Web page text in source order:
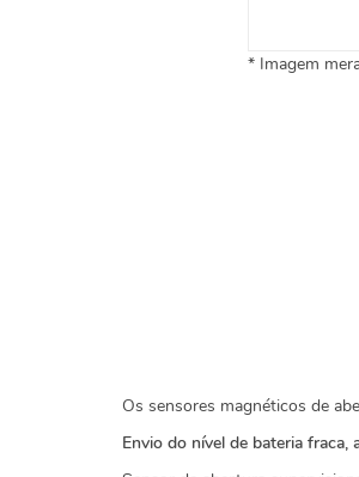
Os sensores magnéticos de
Envio do nível de bateria fraca,